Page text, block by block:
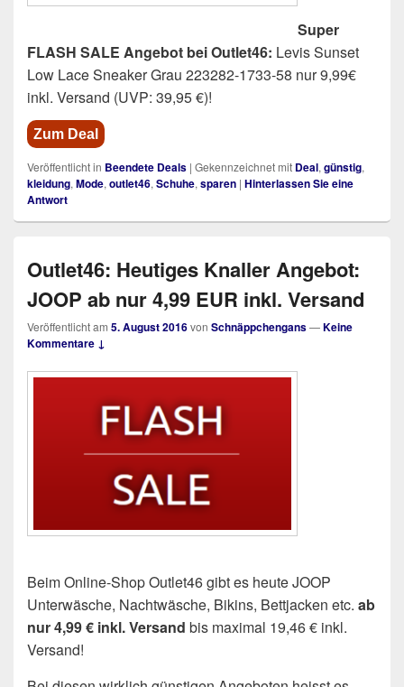
Super
FLASH SALE Angebot bei Outlet46: Levis Sunset
Low Lace Sneaker Grau 223282-1733-58 nur 9,99€
inkl. Versand (UVP: 39,95 €)!
Zum Deal
Veröffentlicht in Beendete Deals | Gekennzeichnet mit Deal, günstig,
kleidung, Mode, outlet46, Schuhe, sparen | Hinterlassen Sie eine
Antwort
Outlet46: Heutiges Knaller Angebot:
JOOP ab nur 4,99 EUR inkl. Versand
Veröffentlicht am 5. August 2016von Schnäppchengans—Keine
Kommentare ↓
Beim Online-Shop Outlet46 gibt es heute JOOP
Unterwäsche, Nachtwäsche, Bikins, Bettjacken etc. ab
nur 4,99 € inkl. Versand bis maximal 19,46 € inkl.
Versand!